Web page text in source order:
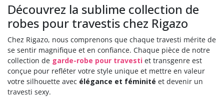
Découvrez la sublime collection de
robes pour travestis chez Rigazo
Chez Rigazo, nous comprenons que chaque travesti mérite de
se sentir magnifique et en confiance. Chaque pièce de notre
collection de garde-robe pour travesti et transgenre est
conçue pour refléter votre style unique et mettre en valeur
votre silhouette avec élégance et féminité et devenir un
travesti sexy.